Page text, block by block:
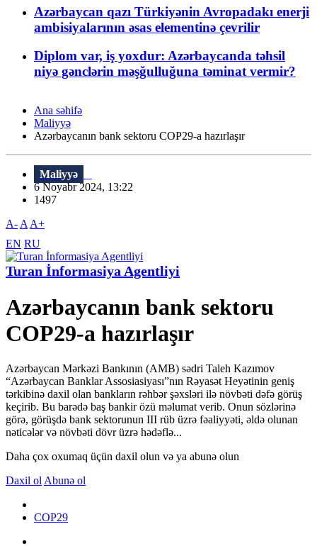
Azərbaycan qazı Türkiyənin Avropadakı enerji
ambisiyalarının əsas elementinə çevrilir
Diplom var, iş yoxdur: Azərbaycanda təhsil
niyə gənclərin məşğulluğuna təminat vermir?
Ana səhifə
Maliyyə
Azərbaycanın bank sektoru COP29-a hazırlaşır
Maliyyə
6 Noyabr 2024, 13:22
1497
A- A A+
EN RU
Turan İnformasiya Agentliyi
Azərbaycanın bank sektoru
COP29-a hazırlaşır
Azərbaycan Mərkəzi Bankının (AMB) sədri Taleh Kazımov
“Azərbaycan Banklar Assosiasiyası”nın Rəyasət Heyətinin geniş
tərkibinə daxil olan bankların rəhbər şəxsləri ilə növbəti dəfə görüş
keçirib. Bu barədə baş bankir özü məlumat verib. Onun sözlərinə
görə, görüşdə bank sektorunun III rüb üzrə fəaliyyəti, əldə olunan
nəticələr və növbəti dövr üzrə hədəflə...
Daha çox oxumaq üçün daxil olun və ya abunə olun
Daxil ol Abunə ol
COP29